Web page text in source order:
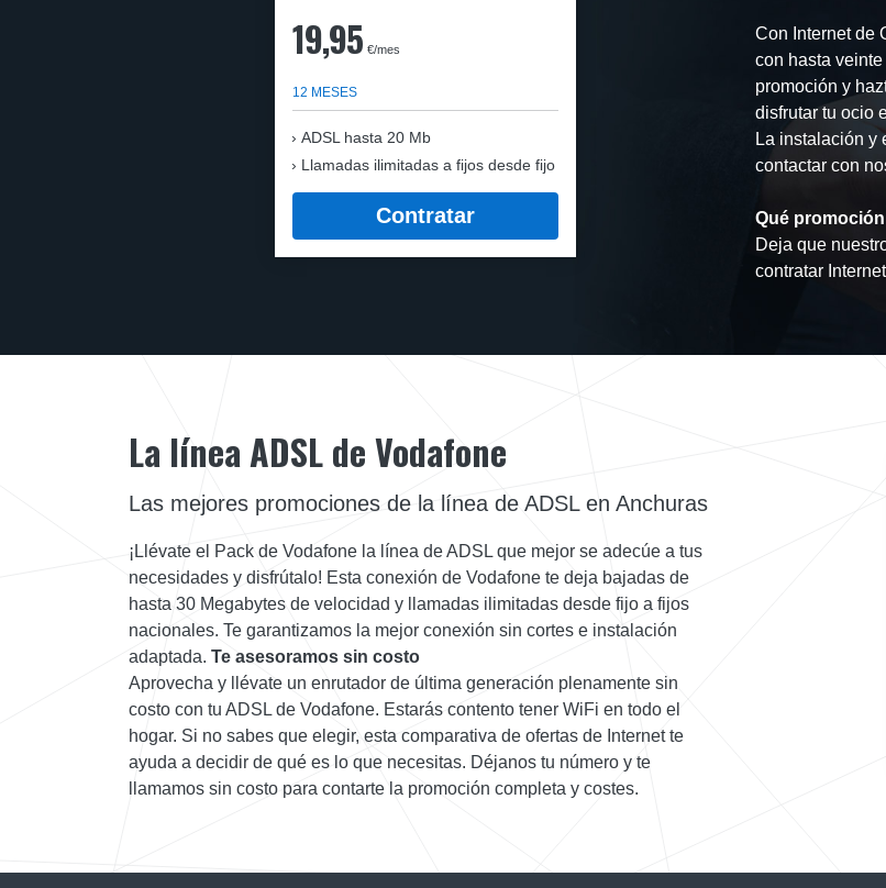
19,95 €/mes
12 MESES
ADSL hasta 20 Mb
Llamadas ilimitadas a fijos desde fijo
Contratar
Con Internet de
con hasta
promoción y
disfrutar tu ocio
La instalación y
contactar con
Qué
Deja que
contratar
La línea ADSL de Vodafone
Las mejores promociones de la línea de ADSL en Anchuras
¡Llévate el Pack de Vodafone la línea de ADSL que mejor se adecúe a tus
necesidades y disfrútalo! Esta conexión de Vodafone te deja bajadas de
hasta 30 Megabytes de velocidad y llamadas ilimitadas desde fijo a fijos
nacionales. Te garantizamos la mejor conexión sin cortes e instalación
adaptada. Te asesoramos sin costo
Aprovecha y llévate un enrutador de última generación plenamente sin
costo con tu ADSL de Vodafone. Estarás contento tener WiFi en todo el
hogar. Si no sabes que elegir, esta comparativa de ofertas de Internet te
ayuda a decidir de qué es lo que necesitas. Déjanos tu número y te
llamamos sin costo para contarte la promoción completa y costes.